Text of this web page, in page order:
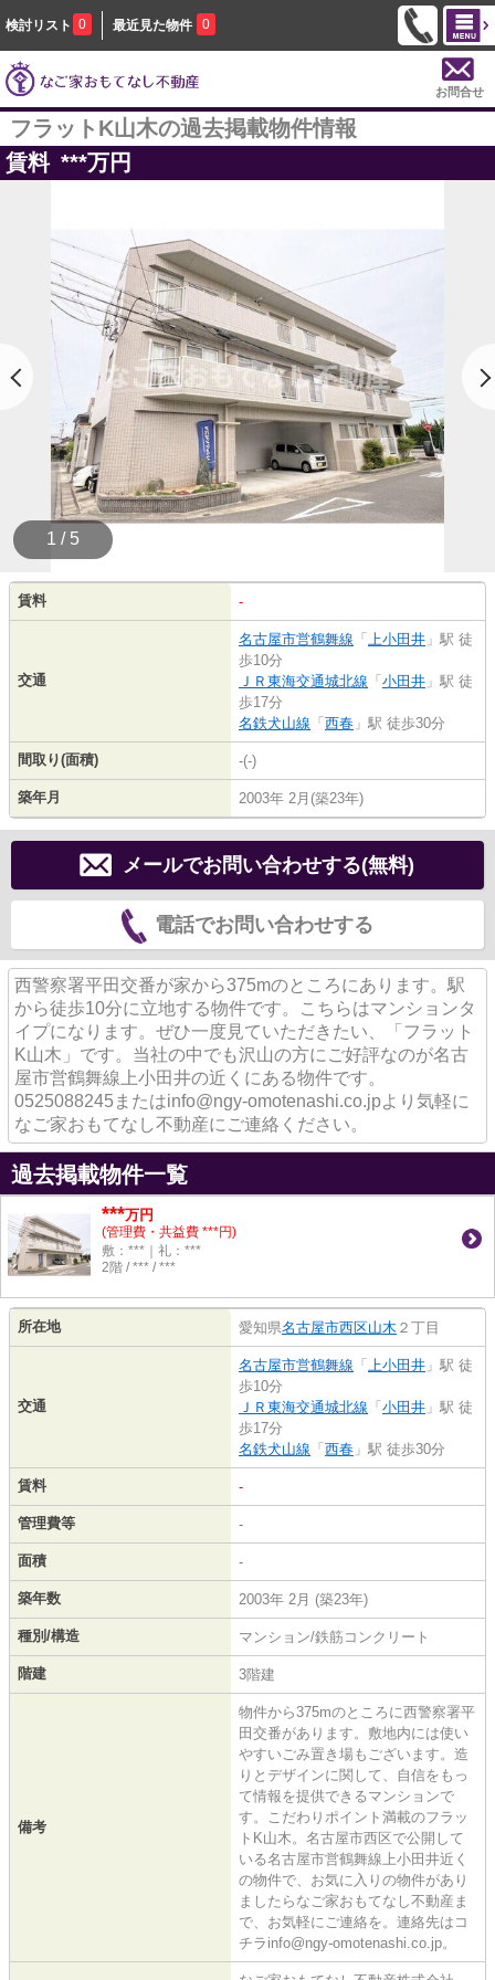
検討リスト 0 最近見た物件 0
お問合せ
フラットK山木の過去掲載物件情報
賃料 ***万円
1 / 5
賃料 -
交通
名古屋市営鶴舞線 「 上小田井 」駅 徒
歩10分
ＪＲ東海交通城北線 「 小田井 」駅 徒
歩17分
名鉄犬山線 「 西春 」駅 徒歩30分
間取り(面積) -(-)
築年月 2003年 2月(築23年)
メールでお問い合わせする(無料)
電話でお問い合わせする
西警察署平田交番が家から375mのところにあります。駅
から徒歩10分に立地する物件です。こちらはマンションタ
イプになります。ぜひ一度見ていただきたい、「フラット
K山木」です。当社の中でも沢山の方にご好評なのが名古
屋市営鶴舞線上小田井の近くにある物件です。
0525088245またはinfo@ngy-omotenashi.co.jpより気軽に
なご家おもてなし不動産にご連絡ください。
過去掲載物件一覧
***万円
(管理費・共益費 ***円)
敷：***｜礼：***
2階 / *** / ***
所在地 愛知県名古屋市西区山木 ２丁目
交通
名古屋市営鶴舞線 「 上小田井 」駅 徒
歩10分
ＪＲ東海交通城北線 「 小田井 」駅 徒
歩17分
名鉄犬山線 「 西春 」駅 徒歩30分
賃料 -
管理費等 -
面積 -
築年数 2003年 2月 (築23年)
種別/構造 マンション/鉄筋コンクリート
階建 3階建
備考
物件から375mのところに西警察署平
田交番があります。敷地内には使い
やすいごみ置き場もございます。造
りとデザインに関して、自信をもっ
て情報を提供できるマンションで
す。こだわりポイント満載のフラッ
トK山木。名古屋市西区で公開して
いる名古屋市営鶴舞線上小田井近く
の物件で、お気に入りの物件があり
ましたらなご家おもてなし不動産ま
で、お気軽にご連絡を。連絡先はコ
チラinfo@ngy-omotenashi.co.jp。